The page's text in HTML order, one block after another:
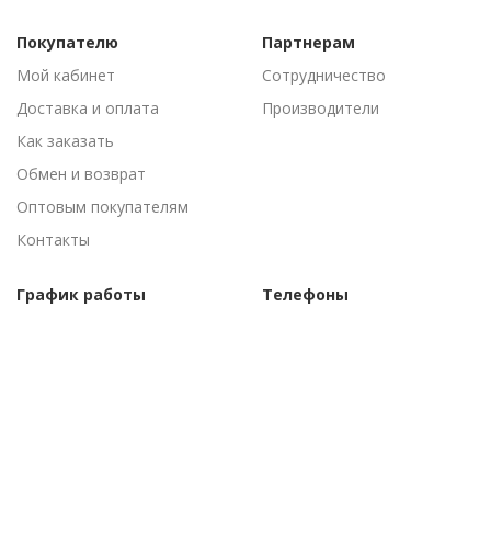
Покупателю
Мой кабинет
Доставка и оплата
Как заказать
Обмен и возврат
Оптовым покупателям
Контакты
Партнерам
Сотрудничество
Производители
График работы
Телефоны